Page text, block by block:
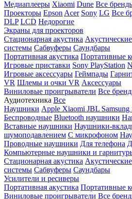
Медиаплееры Xiaomi Dune Все
Проекторы Epson Acer Sony LG Все
DLP LCD Недорогие
Экраны для проекторов
Стационарная акустика
системы Сабвуферы Саундбары
Портативная акустика Портативные
Игровые приставки Sony PlayStation
Игровые аксессуары Геймпады
VR Шлемы и очки VR Аксессуары
Виниловые проигрыватели Все
Аудиотехника Все
Наушники Apple Xiaomi JBL Samsung
Беспроводные Bluetooth наушники
Вставные наушники Наушники-
шумоподавлением С микрофоном
Проводные наушники Для телефона
Компьютерные наушники и
Стационарная акустика
системы Сабвуферы Саундбары
Усилители и ресиверы
Портативная акустика Портативные
Виниловые проигрыватели Все